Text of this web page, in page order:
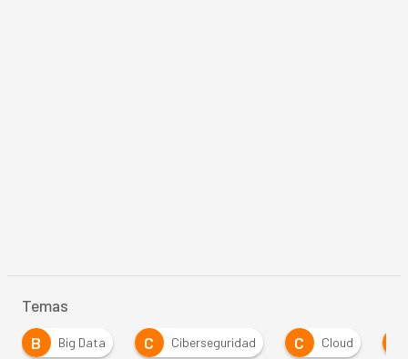
Temas
B
Big Data C Ciberseguridad C Cloud